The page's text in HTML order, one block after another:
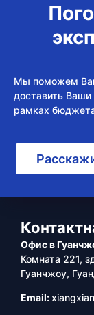
Мы поможем
доставить Ваши
рамках
Офис в
Комната 221,
Гуанчжоу,
Email: